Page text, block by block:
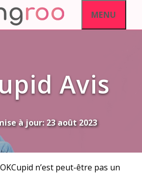
MENU
Avis
à jour:23 août 2023
n’est peut-être pas un